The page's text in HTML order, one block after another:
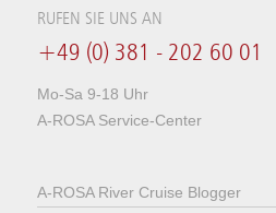
RUFEN SIE UNS AN
+49 (0) 381 - 202 60 01
Mo-Sa 9-18 Uhr
A-ROSA Service-Center
A-ROSA River Cruise Blogger